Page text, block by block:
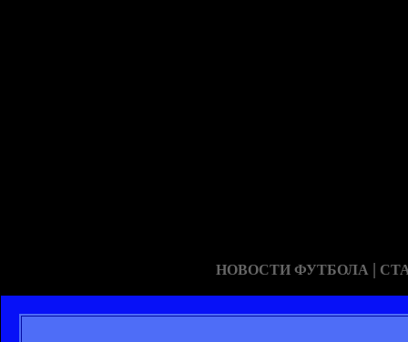
НОВОСТИ ФУТБОЛА |